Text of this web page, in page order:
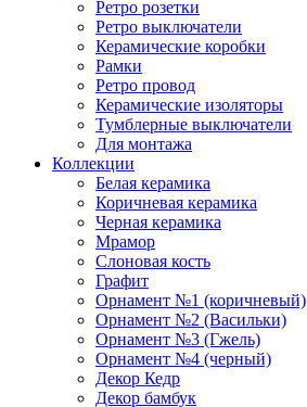
Ретро розетки
Ретро выключатели
Керамические коробки
Рамки
Ретро провод
Керамические изоляторы
Тумблерные выключатели
Для монтажа
Коллекции
Белая керамика
Коричневая керамика
Черная керамика
Мрамор
Слоновая кость
Графит
Орнамент №1 (коричневый)
Орнамент №2 (Васильки)
Орнамент №3 (Гжель)
Орнамент №4 (черный)
Декор Кедр
Декор бамбук